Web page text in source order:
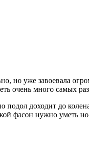
но уже завоевала
очень много самых
доходит до
фасон нужно уметь